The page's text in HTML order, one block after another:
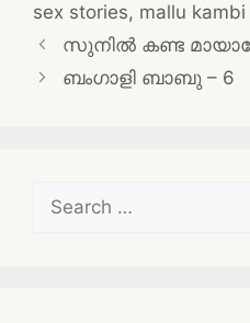
sex stories, mallu
Post
navigation
സുനിൽ കണ്ട
ബംഗാളി ബാബു – 6
Search
for: